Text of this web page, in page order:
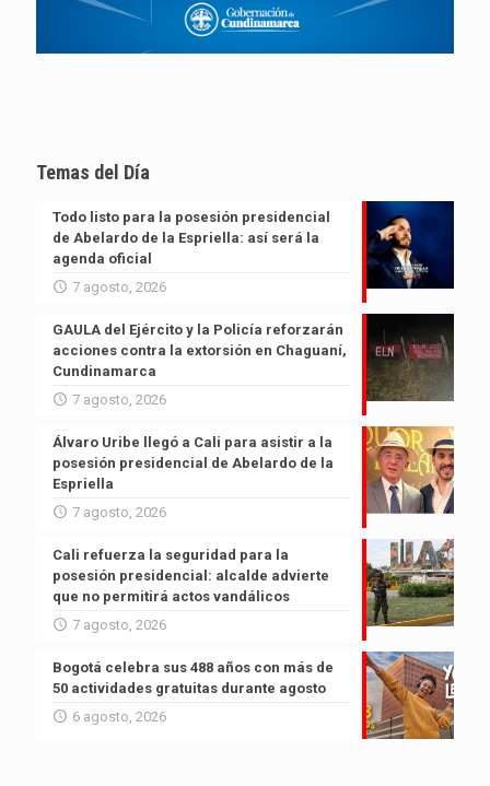
Temas del Día
Todo listo para la posesión presidencial
de Abelardo de la Espriella: así será la
agenda oficial
7 agosto, 2026
GAULA del Ejército y la Policía reforzarán
acciones contra la extorsión en Chaguaní,
Cundinamarca
7 agosto, 2026
Álvaro Uribe llegó a Cali para asistir a la
posesión presidencial de Abelardo de la
Espriella
7 agosto, 2026
Cali refuerza la seguridad para la
posesión presidencial: alcalde advierte
que no permitirá actos vandálicos
7 agosto, 2026
Bogotá celebra sus 488 años con más de
50 actividades gratuitas durante agosto
6 agosto, 2026